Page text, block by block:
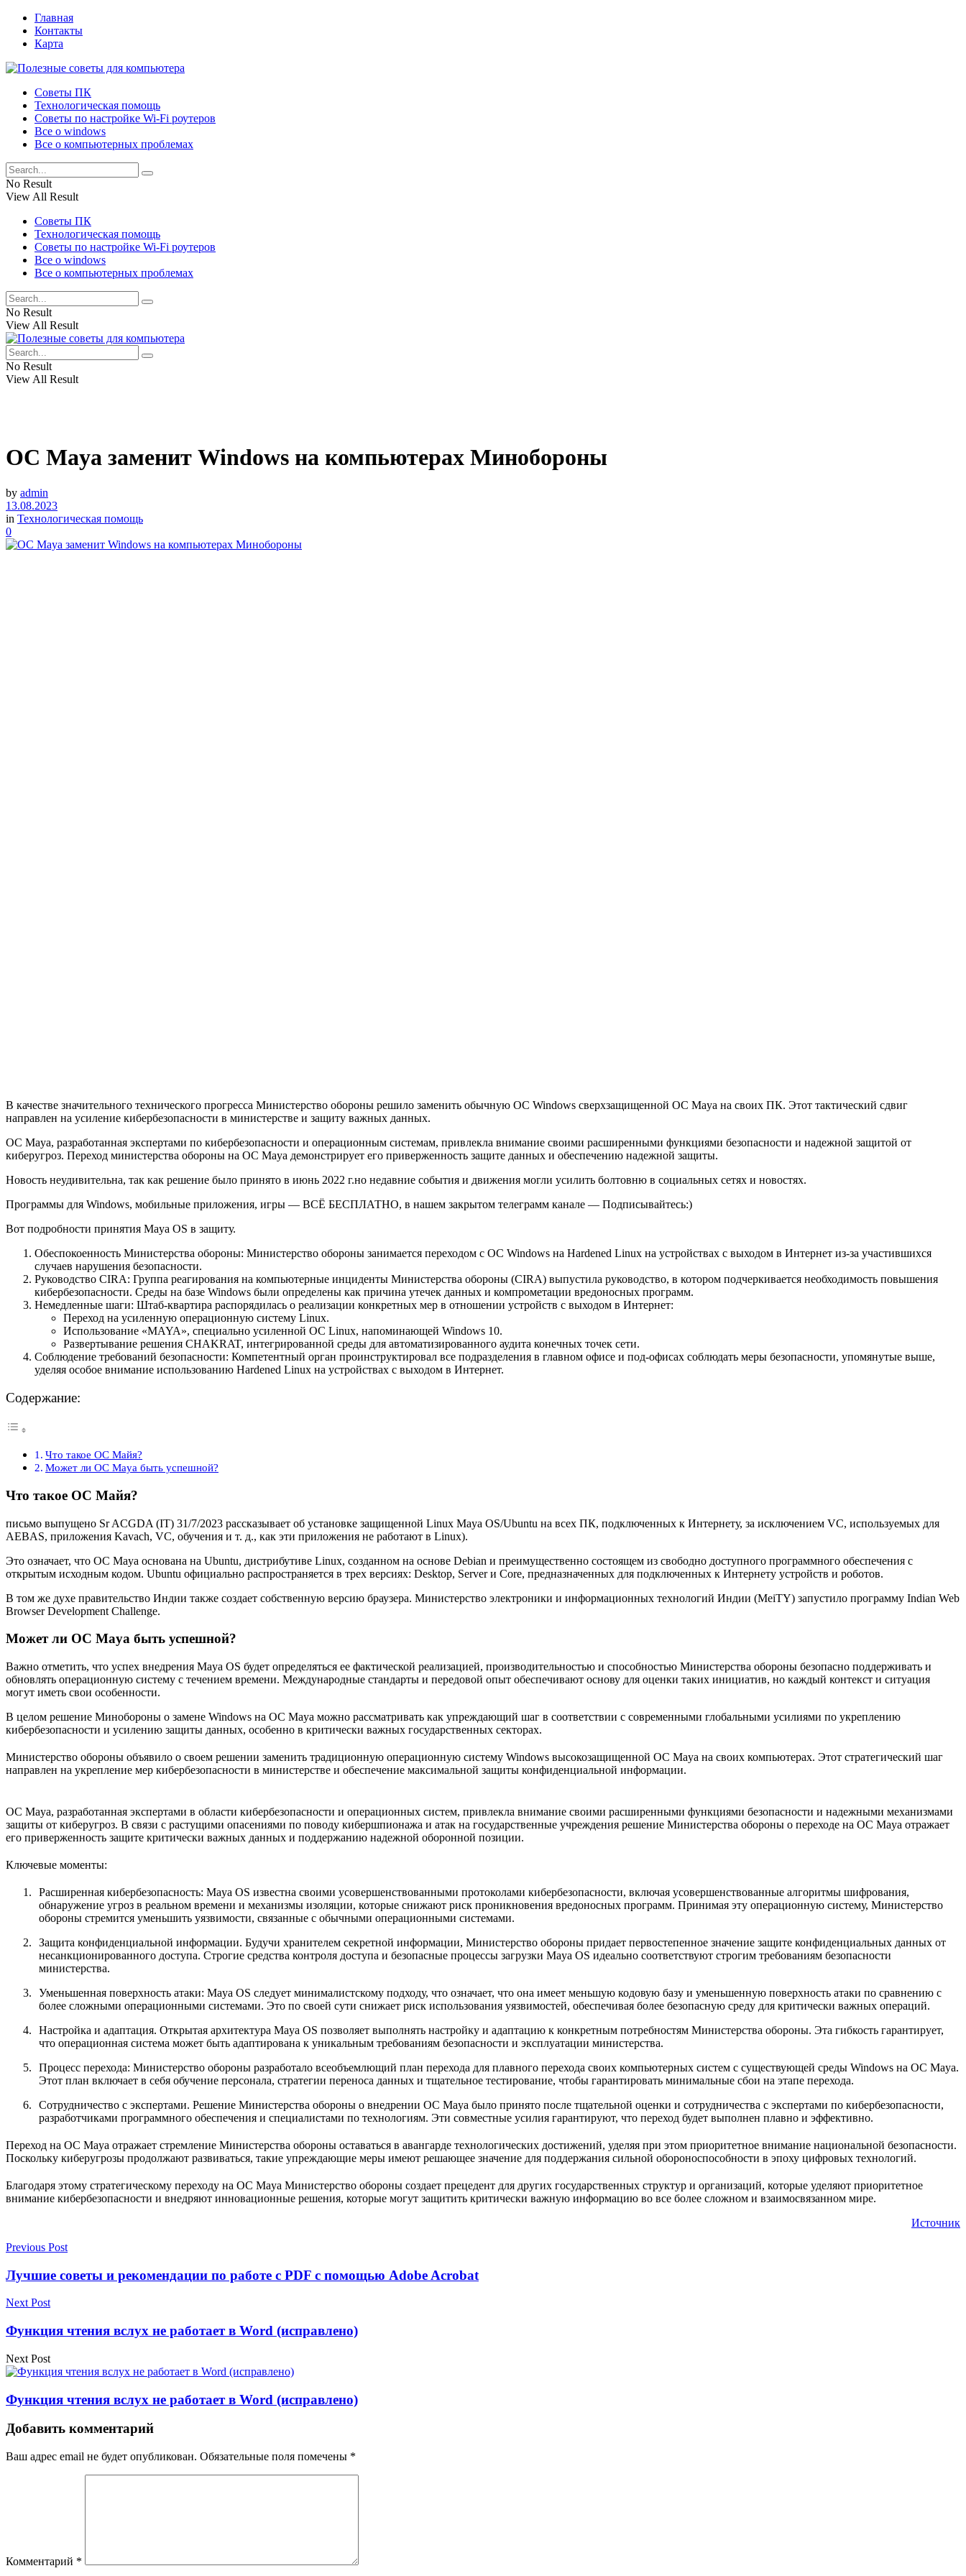
Главная
Контакты
Карта
Советы ПК
Технологическая помощь
Советы по настройке Wi-Fi роутеров
Все о windows
Все о компьютерных проблемах
No Result
View All Result
Советы ПК
Технологическая помощь
Советы по настройке Wi-Fi роутеров
Все о windows
Все о компьютерных проблемах
No Result
View All Result
No Result
View All Result
ОС Maya заменит Windows на компьютерах Минобороны
by admin
13.08.2023
in Технологическая помощь
0
В качестве значительного технического прогресса Министерство обороны решило заменить обычную ОС Windows сверхзащищенной ОС Maya на своих ПК. Этот тактический сдвиг
направлен на усиление кибербезопасности в министерстве и защиту важных данных.
ОС Maya, разработанная экспертами по кибербезопасности и операционным системам, привлекла внимание своими расширенными функциями безопасности и надежной защитой от
киберугроз. Переход министерства обороны на ОС Maya демонстрирует его приверженность защите данных и обеспечению надежной защиты.
Новость неудивительна, так как решение было принято в июнь 2022 г.но недавние события и движения могли усилить болтовню в социальных сетях и новостях.
Программы для Windows, мобильные приложения, игры — ВСЁ БЕСПЛАТНО, в нашем закрытом телеграмм канале — Подписывайтесь:)
Вот подробности принятия Maya OS в защиту.
Обеспокоенность Министерства обороны: Министерство обороны занимается переходом с ОС Windows на Hardened Linux на устройствах с выходом в Интернет из-за участившихся
случаев нарушения безопасности.
Руководство CIRA: Группа реагирования на компьютерные инциденты Министерства обороны (CIRA) выпустила руководство, в котором подчеркивается необходимость повышения
кибербезопасности. Среды на базе Windows были определены как причина утечек данных и компрометации вредоносных программ.
Немедленные шаги: Штаб-квартира распорядилась о реализации конкретных мер в отношении устройств с выходом в Интернет:
Переход на усиленную операционную систему Linux.
Использование «MAYA», специально усиленной ОС Linux, напоминающей Windows 10.
Развертывание решения CHAKRAT, интегрированной среды для автоматизированного аудита конечных точек сети.
Соблюдение требований безопасности: Компетентный орган проинструктировал все подразделения в главном офисе и под-офисах соблюдать меры безопасности, упомянутые выше,
уделяя особое внимание использованию Hardened Linux на устройствах с выходом в Интернет.
Содержание:
Что такое ОС Майя?
Может ли ОС Maya быть успешной?
Что такое ОС Майя?
письмо выпущено Sr ACGDA (IT) 31/7/2023 рассказывает об установке защищенной Linux Maya OS/Ubuntu на всех ПК, подключенных к Интернету, за исключением VC, используемых для
AEBAS, приложения Kavach, VC, обучения и т. д., как эти приложения не работают в Linux).
Это означает, что ОС Maya основана на Ubuntu, дистрибутиве Linux, созданном на основе Debian и преимущественно состоящем из свободно доступного программного обеспечения с
открытым исходным кодом. Ubuntu официально распространяется в трех версиях: Desktop, Server и Core, предназначенных для подключенных к Интернету устройств и роботов.
В том же духе правительство Индии также создает собственную версию браузера. Министерство электроники и информационных технологий Индии (MeiTY) запустило программу Indian Web
Browser Development Challenge.
Может ли ОС Maya быть успешной?
Важно отметить, что успех внедрения Maya OS будет определяться ее фактической реализацией, производительностью и способностью Министерства обороны безопасно поддерживать и
обновлять операционную систему с течением времени. Международные стандарты и передовой опыт обеспечивают основу для оценки таких инициатив, но каждый контекст и ситуация
могут иметь свои особенности.
В целом решение Минобороны о замене Windows на ОС Maya можно рассматривать как упреждающий шаг в соответствии с современными глобальными усилиями по укреплению
кибербезопасности и усилению защиты данных, особенно в критически важных государственных секторах.
Министерство обороны объявило о своем решении заменить традиционную операционную систему Windows высокозащищенной ОС Maya на своих компьютерах. Этот стратегический шаг
направлен на укрепление мер кибербезопасности в министерстве и обеспечение максимальной защиты конфиденциальной информации.
ОС Maya, разработанная экспертами в области кибербезопасности и операционных систем, привлекла внимание своими расширенными функциями безопасности и надежными механизмами
защиты от киберугроз. В связи с растущими опасениями по поводу кибершпионажа и атак на государственные учреждения решение Министерства обороны о переходе на ОС Maya отражает
его приверженность защите критически важных данных и поддержанию надежной оборонной позиции.
Ключевые моменты:
Расширенная кибербезопасность: Maya OS известна своими усовершенствованными протоколами кибербезопасности, включая усовершенствованные алгоритмы шифрования,
обнаружение угроз в реальном времени и механизмы изоляции, которые снижают риск проникновения вредоносных программ. Принимая эту операционную систему, Министерство
обороны стремится уменьшить уязвимости, связанные с обычными операционными системами.
Защита конфиденциальной информации. Будучи хранителем секретной информации, Министерство обороны придает первостепенное значение защите конфиденциальных данных от
несанкционированного доступа. Строгие средства контроля доступа и безопасные процессы загрузки Maya OS идеально соответствуют строгим требованиям безопасности
министерства.
Уменьшенная поверхность атаки: Maya OS следует минималистскому подходу, что означает, что она имеет меньшую кодовую базу и уменьшенную поверхность атаки по сравнению с
более сложными операционными системами. Это по своей сути снижает риск использования уязвимостей, обеспечивая более безопасную среду для критически важных операций.
Настройка и адаптация. Открытая архитектура Maya OS позволяет выполнять настройку и адаптацию к конкретным потребностям Министерства обороны. Эта гибкость гарантирует,
что операционная система может быть адаптирована к уникальным требованиям безопасности и эксплуатации министерства.
Процесс перехода: Министерство обороны разработало всеобъемлющий план перехода для плавного перехода своих компьютерных систем с существующей среды Windows на ОС Maya.
Этот план включает в себя обучение персонала, стратегии переноса данных и тщательное тестирование, чтобы гарантировать минимальные сбои на этапе перехода.
Сотрудничество с экспертами. Решение Министерства обороны о внедрении ОС Maya было принято после тщательной оценки и сотрудничества с экспертами по кибербезопасности,
разработчиками программного обеспечения и специалистами по технологиям. Эти совместные усилия гарантируют, что переход будет выполнен плавно и эффективно.
Переход на ОС Maya отражает стремление Министерства обороны оставаться в авангарде технологических достижений, уделяя при этом приоритетное внимание национальной безопасности.
Поскольку киберугрозы продолжают развиваться, такие упреждающие меры имеют решающее значение для поддержания сильной обороноспособности в эпоху цифровых технологий.
Благодаря этому стратегическому переходу на ОС Maya Министерство обороны создает прецедент для других государственных структур и организаций, которые уделяют приоритетное
внимание кибербезопасности и внедряют инновационные решения, которые могут защитить критически важную информацию во все более сложном и взаимосвязанном мире.
Источник
Previous Post
Лучшие советы и рекомендации по работе с PDF с помощью Adobe Acrobat
Next Post
Функция чтения вслух не работает в Word (исправлено)
Next Post
Функция чтения вслух не работает в Word (исправлено)
Добавить комментарий
Ваш адрес email не будет опубликован. Обязательные поля помечены *
Комментарий *